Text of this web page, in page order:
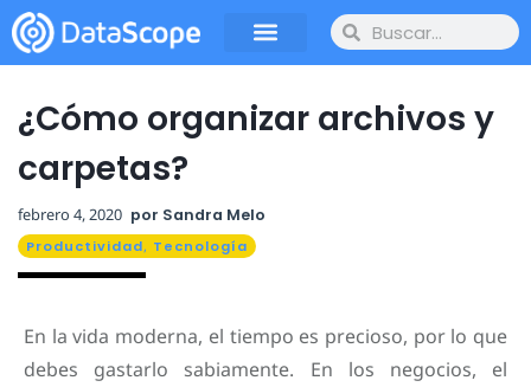
¿Cómo organizar archivos y
carpetas?
febrero 4, 2020 por Sandra Melo
Productividad, Tecnología
En la vida moderna, el tiempo es precioso, por lo que
debes gastarlo sabiamente. En los negocios, el